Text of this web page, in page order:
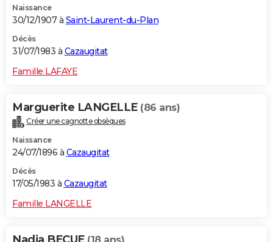
Naissance
30/12/1907 à Saint-Laurent-du-Plan
Décès
31/07/1983 à Cazaugitat
Famille LAFAYE
Marguerite LANGELLE (86 ans)
Créer une cagnotte obsèques
Naissance
24/07/1896 à Cazaugitat
Décès
17/05/1983 à Cazaugitat
Famille LANGELLE